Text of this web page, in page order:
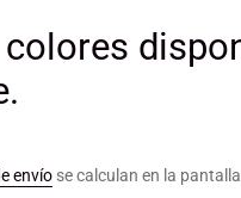
envío se calculan en la